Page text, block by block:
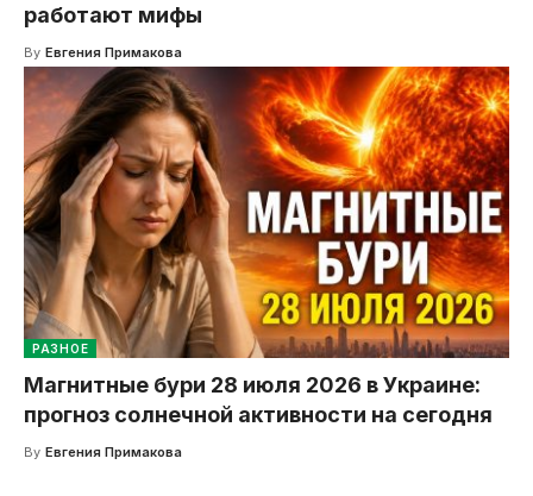
работают мифы
By Евгения Примакова
РАЗНОЕ
Магнитные бури 28 июля 2026 в Украине:
прогноз солнечной активности на сегодня
By Евгения Примакова